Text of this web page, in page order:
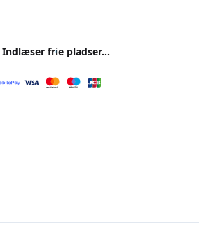
Indlæser frie pladser...